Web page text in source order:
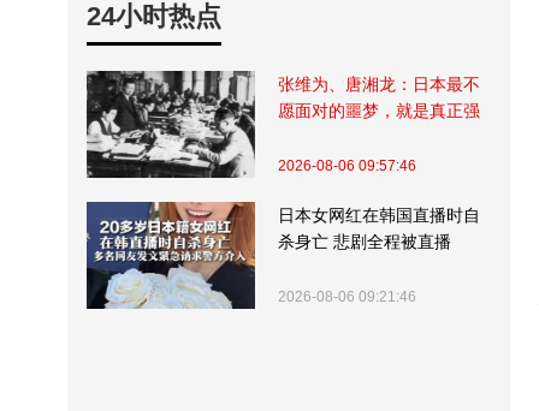
24小时热点
张维为、唐湘龙：日本最不
愿面对的噩梦，就是真正强
2026-08-06 09:57:46
日本女网红在韩国直播时自
杀身亡 悲剧全程被直播
2026-08-06 09:21:46